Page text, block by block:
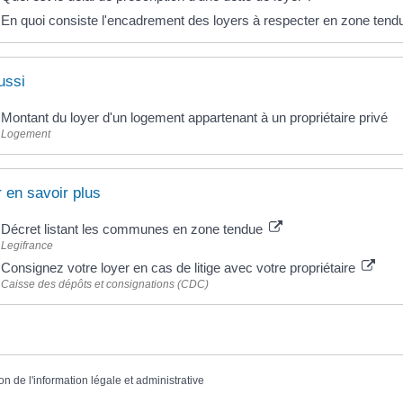
En quoi consiste l'encadrement des loyers à respecter en zone
Montant du loyer d'un logement appartenant à un propriétaire privé
Logement
en savoir plus
Décret listant les communes en zone tendue
Legifrance
Consignez votre loyer en cas de litige avec votre propriétaire
Caisse des dépôts et consignations (CDC)
de l'information légale et administrative